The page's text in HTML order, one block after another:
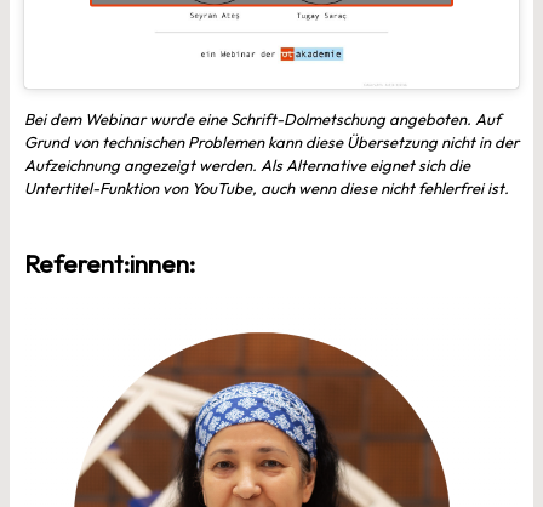
Bei dem Webinar wurde eine Schrift-Dolmetschung angeboten. Auf
Grund von technischen Problemen kann diese Übersetzung nicht in der
Aufzeichnung angezeigt werden. Als Alternative eignet sich die
Untertitel-Funktion von YouTube, auch wenn diese nicht fehlerfrei ist.
Referent:innen: